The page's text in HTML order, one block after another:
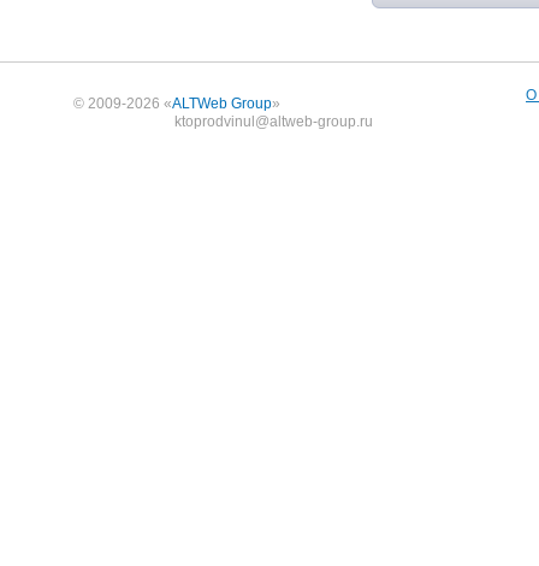
© 2009-2026 «ALTWeb Group»
ktoprodvinul@altweb-group.ru
О